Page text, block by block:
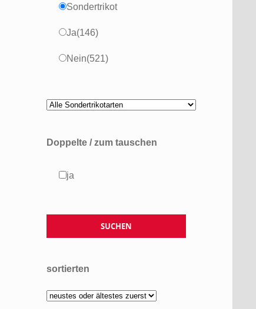
Sondertrikot
Ja(146)
Nein(521)
Doppelte / zum tauschen
ja
sortierten